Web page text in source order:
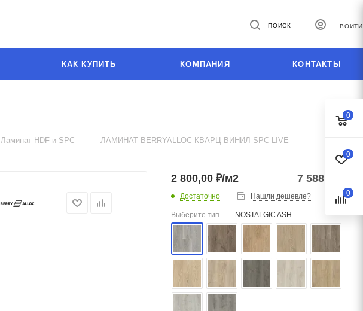
ПОИСК ВОЙТИ
КАК КУПИТЬ КОМПАНИЯ КОНТАКТЫ
Ламинат HDF и SPC — ЛАМИНАТ BERRYALLOC КВАРЦ ВИНИЛ SPC LIVE
2 800,00 ₽/м2 7 588
Достаточно Нашли дешевле?
Выберите тип — NOSTALGIC ASH
0
0
0